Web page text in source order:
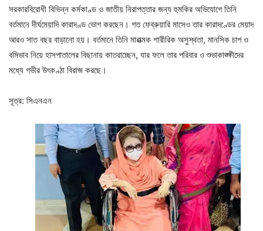
সরকারবিরোধী বিভিন্ন কর্মকাণ্ড ও জাতীয় নিরাপত্তার জন্য হুমকির অভিযোগে তিনি
বর্তমানে দীর্ঘমেয়াদি কারাদণ্ড ভোগ করছেন। গত ফেব্রুয়ারি মাসেও তার কারাদণ্ডের মেয়াদ
আরও সাত বছর বাড়ানো হয়। বর্তমানে তিনি মারাত্মক শারীরিক অসুস্থতা, মানসিক চাপ ও
বমিভাব নিয়ে হাসপাতালের বিছানায় কাতরাচ্ছেন, যার ফলে তার পরিবার ও শুভাকাঙ্ক্ষীদের
মধ্যে গভীর উৎকণ্ঠা বিরাজ করছে।
সূত্র: সিএনএন